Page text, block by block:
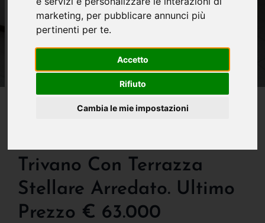
marketing, per pubblicare annunci più
pertinenti per te.
Accetto
Rifiuto
Cambia le mie impostazioni
IN VENDITA
Alzano L.do-
Trivano Con Terrazza
Stellare Arredato. Ultimo
Prezzo € 63.000